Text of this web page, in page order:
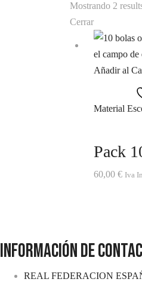
Mostrando 2
Cerrar
Añadir al
Material
Pack
60,00 € Iva
INFORMACIÓN DE
REAL FEDERACION